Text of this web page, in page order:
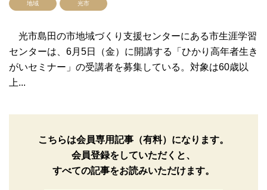
地域 光市
光市島田の市地域づくり支援センターにある市生涯学習
センターは、6月5日（金）に開講する「ひかり高年者生き
がいセミナー」の受講者を募集している。対象は60歳以
上...
こちらは会員専用記事（有料）になります。
会員登録をしていただくと、
すべての記事をお読みいただけます。